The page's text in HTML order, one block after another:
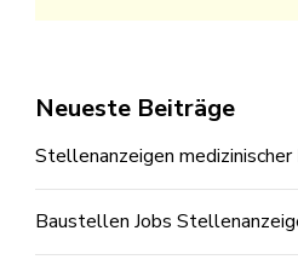
Neueste Beiträge
Stellenanzeigen medizinischer
Baustellen Jobs